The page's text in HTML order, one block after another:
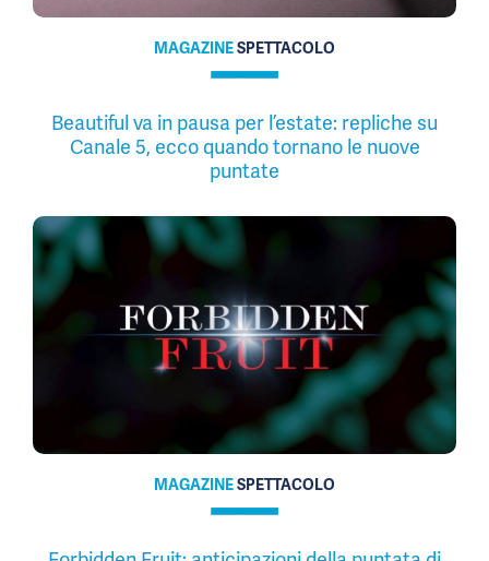
MAGAZINESPETTACOLO
Beautiful va in pausa per l’estate: repliche su
Canale 5, ecco quando tornano le nuove
puntate
MAGAZINESPETTACOLO